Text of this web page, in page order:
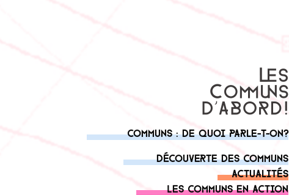
Communs : de quoi parle-t-on?
Découverte des communs
Actualités
Les communs en action